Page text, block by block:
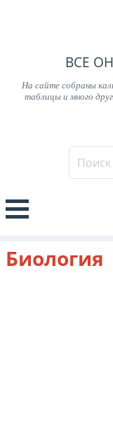
ВСЕ
На сайте собраны
таблицы и много
Биология